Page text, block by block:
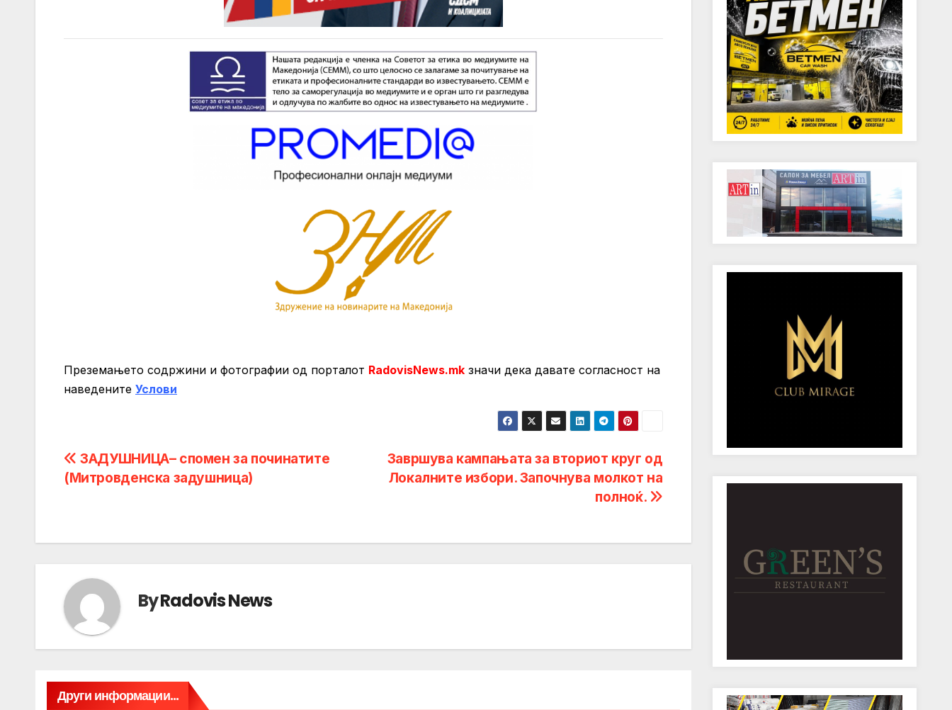
Преземањето содржини и фотографии од порталот RadovisNews.mk значи дека давате согласност на
нaведените Услови
Post
navigation
Завршува кампањата за вториот круг од
Локалните избори. Започнува молкот на
полноќ.
ЗАДУШНИЦА– спомен за починатите
(Митровденска задушница)
ByRadovis News
Други информации...